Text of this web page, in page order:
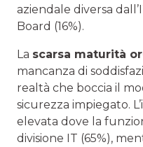
aziendale diversa
Board (16%).
La scarsa maturità
mancanza di
realtà che boccia il
sicurezza impiegato.
elevata dove la
divisione IT (65%),